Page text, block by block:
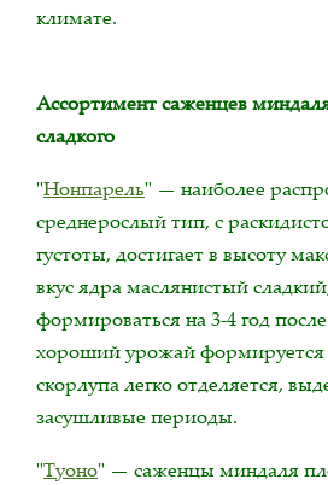
климате.
Ассортимент саженцев
сладкого
"Нонпарель" — наиболее
среднерослый тип, с
густоты, достигает в высоту
вкус ядра маслянистый
формироваться на 3-4 год
хороший урожай формируется
скорлупа легко отделяется,
засушливые периоды.
"Туоно" — саженцы миндаля